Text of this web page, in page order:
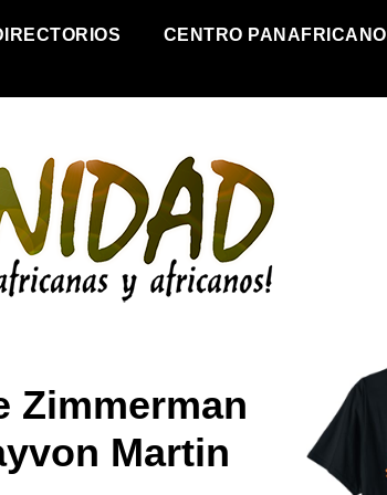
CENTRO PANAFRICANO
Zimmerman
Martin